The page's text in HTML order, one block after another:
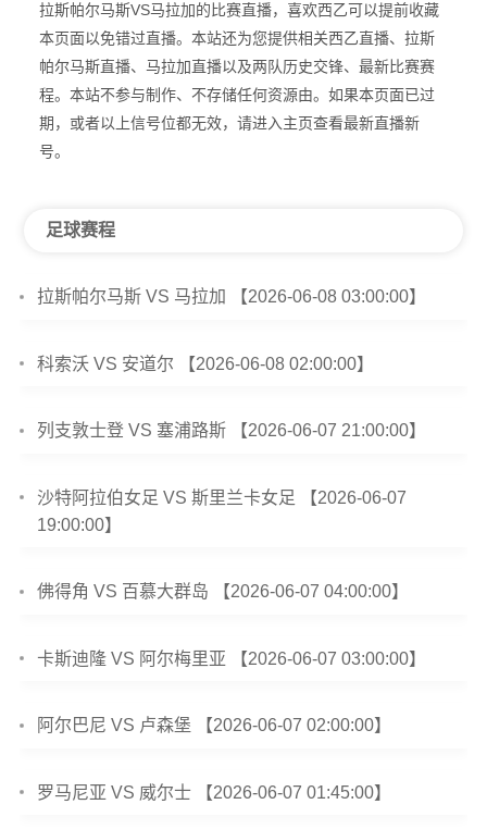
拉斯帕尔马斯VS马拉加的比赛直播，喜欢西乙可以提前收藏
本页面以免错过直播。本站还为您提供相关西乙直播、拉斯
帕尔马斯直播、马拉加直播以及两队历史交锋、最新比赛赛
程。本站不参与制作、不存储任何资源由。如果本页面已过
期，或者以上信号位都无效，请进入主页查看最新直播新
号。
足球赛程
拉斯帕尔马斯 VS 马拉加 【2026-06-08 03:00:00】
科索沃 VS 安道尔 【2026-06-08 02:00:00】
列支敦士登 VS 塞浦路斯 【2026-06-07 21:00:00】
沙特阿拉伯女足 VS 斯里兰卡女足 【2026-06-07
19:00:00】
佛得角 VS 百慕大群岛 【2026-06-07 04:00:00】
卡斯迪隆 VS 阿尔梅里亚 【2026-06-07 03:00:00】
阿尔巴尼 VS 卢森堡 【2026-06-07 02:00:00】
罗马尼亚 VS 威尔士 【2026-06-07 01:45:00】